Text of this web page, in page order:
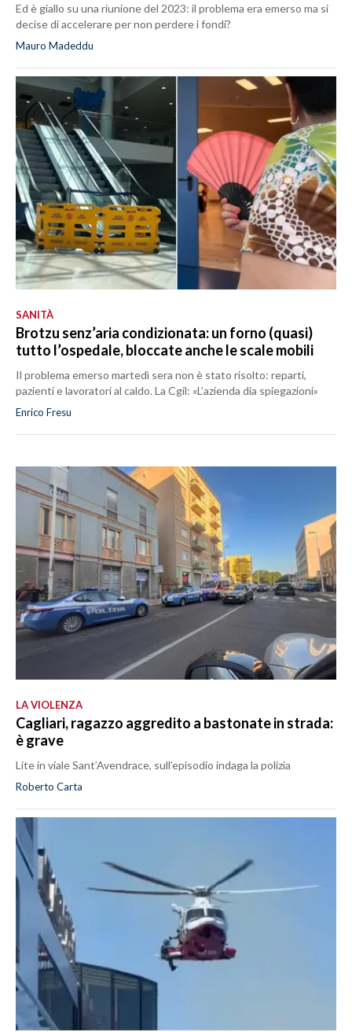
Ed è giallo su una riunione del 2023: il problema era emerso ma si
decise di accelerare per non perdere i fondi?
Mauro Madeddu
SANITÀ
Brotzu senz’aria condizionata: un forno (quasi)
tutto l’ospedale, bloccate anche le scale mobili
Il problema emerso martedì sera non è stato risolto: reparti,
pazienti e lavoratori al caldo. La Cgil: «L’azienda dia spiegazioni»
Enrico Fresu
LA VIOLENZA
Cagliari, ragazzo aggredito a bastonate in strada:
è grave
Lite in viale Sant’Avendrace, sull’episodio indaga la polizia
Roberto Carta